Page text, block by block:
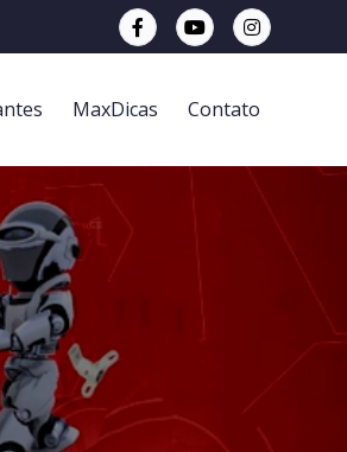
MaxDicas Contato